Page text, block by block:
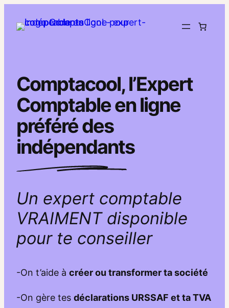
Comptacool, l’Expert
Comptable en ligne
préféré des
indépendants
Un expert comptable
VRAIMENT disponible
pour te conseiller
-On t’aide à créer ou transformer ta société
-On gère tes déclarations URSSAF et ta TVA